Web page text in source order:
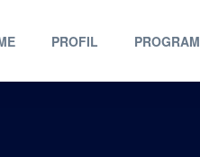
PROFIL PROGRAM